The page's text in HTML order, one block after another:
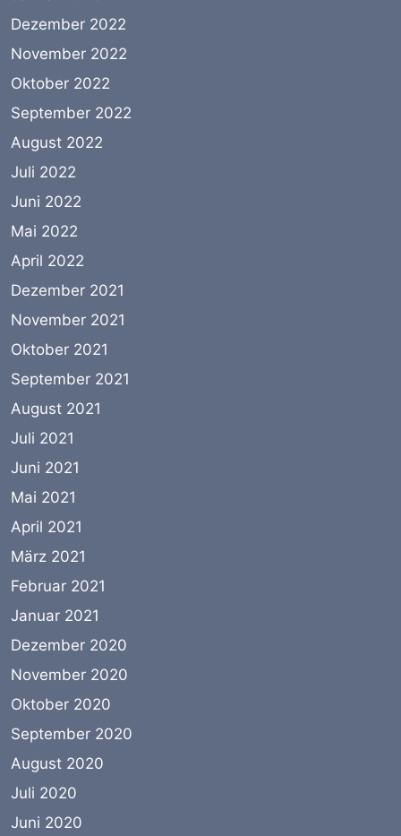
Dezember 2022
November 2022
Oktober 2022
September 2022
August 2022
Juli 2022
Juni 2022
Mai 2022
April 2022
Dezember 2021
November 2021
Oktober 2021
September 2021
August 2021
Juli 2021
Juni 2021
Mai 2021
April 2021
März 2021
Februar 2021
Januar 2021
Dezember 2020
November 2020
Oktober 2020
September 2020
August 2020
Juli 2020
Juni 2020